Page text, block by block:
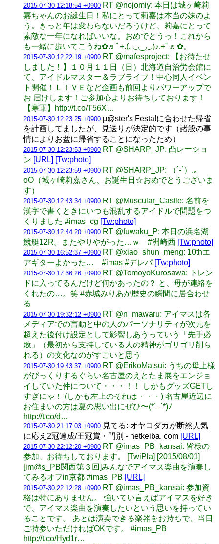
2015-07-30 12:18:54 +0900 RT @nojomiy: 本日は城ヶ崎莉
嘉ちゃんのお誕生日！私にとって莉嘉は本当の妹のよ
う。きっと年は変わらないだろうけど、莉嘉にとって
素敵な一年になればいいな。おめでとうっ！これから
も一緒に歩いてこうね✿♬ﾟ+.(｡◡‿◡)♪.+ﾟ♬✿。
2015-07-30 12:22:19 +0900 RT @mafesproject: 【お待たせ
しました！】１０月１１日（日）北海道自治労会館に
て、アイドルマスター＆ラブライブ！中心同人イベン
ト開催！ＬＩＶＥなど企画も前回よりパワーアップで
お 届けします！ご参加心よりお待ちしております！
【寒軍】http://t.co/T56X…
2015-07-30 12:23:25 +0900 μ@ster's Festa!に合わせた帰省
を計画してましたが、見送りが決定的です（諸般の事
情によりお盆に帰省することになったため）
2015-07-30 12:23:53 +0900 RT @SHARP_JP: 凸レーショ
ン [URL] [Tw:photo]
2015-07-30 12:23:59 +0900 RT @SHARP_JP: （´-`）.｡
oO（城ヶ崎莉嘉さん、お誕生日☆おめでとうございま
す）
2015-07-30 12:43:34 +0900 RT @Muscular_Castle: 名前を
漢字で書くときにいつも混乱するアイドルで問題をつ
くりました #imas_cg [Tw:photo]
2015-07-30 12:44:20 +0900 RT @fuwaku_P: 本日の浜名湖
競艇12R。またやりやがった…ｗ #洲崎西 [Tw:photo]
2015-07-30 16:52:37 +0900 RT @xiao_shun_meng: 10thエ
アギターよかった… #imas #デレパ [Tw:photo]
2015-07-30 17:36:26 +0900 RT @TomoyoKurosawa: トレン
ドに入ってるんだけど何かあったの？ と、母が連絡を
くれたの…。笑 #赤城みりあが歴史の瞬間に居合わせ
る
2015-07-30 19:32:12 +0900 RT @n_mawaru: アイマスは各
メディアでの言動と中の人のパーソナリティが次元を
超えた後付け設定として影響しあうっていう「先手必
敗」（最初から支持している人の精神がゴリゴリ削ら
れる）の文化なのがすごいと思う
2015-07-30 19:43:37 +0900 RT @ErikoMatsui: うちの母上様
がびっくりするぐらい名古屋のえとたま展をエンジョ
イしていた件について・・・！！ しかもグッズGETし
すぎにゃ！ (しかも左上のそれは・・・) 名古屋近辺に
お住まいの方は夏の思い出にぜひ〜(*´ｰ`*)ﾉ
http://t.co/d…
2015-07-30 21:17:03 +0900 見てる: オヤコダカが断然人気
に応え2冠達成/王冠賞・門別 - netkeiba. com [URL]
2015-07-30 22:12:20 +0900 RT @imas_PB_kansai: 皆様の
参加、お待ちしております。 [TwiPla] [2015/08/01]
[im@s_PB関西第３回]みんなでアイマス楽曲を演奏し
てみるオフin京都 #imas_PB [URL]
2015-07-30 22:12:28 +0900 RT @imas_PB_kansai: 参加資
格は特にありません。 強いてい言えばアイマスを好き
で、アイマス楽曲を演奏したいという思いを持ってい
ることです。 あとは演奏できる楽器をお持ちで、当日
ご持参いただければOKです。 #imas_PB
http://t.co/Hyd1r…